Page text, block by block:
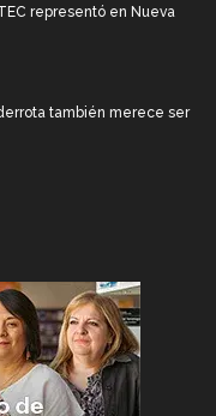
representó en Nueva
también merece ser